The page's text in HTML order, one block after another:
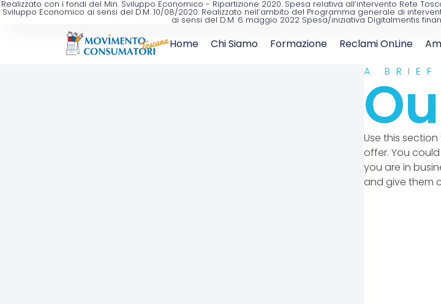
Realizzato con i fondi del Min. Sviluppo Economico - Ripartizione 2020. Spesa relativa all’intervento Rete
Sviluppo Economico ai sensi del D.M. 10/08/2020. Realizzato nell’ambito del Programma generale di
ai sensi del D.M. 6 maggio 2022 Spesa/iniziativa Digitalmentis
Home Chi Siamo Formazione Reclami OnLine
A BRIEF
Use this
offer. You
you are in
and give them